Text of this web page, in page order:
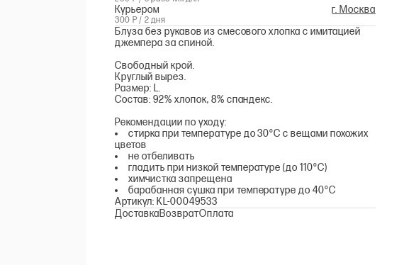
Курьером г. Москва
300 Р / 2 дня
Блуза без рукавов из смесового хлопка с имитацией
джемпера за спиной.
Свободный крой.
Круглый вырез.
Размер: L.
Состав: 92% хлопок, 8% спандекс.
Рекомендации по уходу:
стирка при температуре до 30°С с вещами похожих
цветов
не отбеливать
гладить при низкой температуре (до 110°С)
химчистка запрещена
барабанная сушка при температуре до 40°С
Артикул: KL-00049533
ДоставкаВозвратОплата